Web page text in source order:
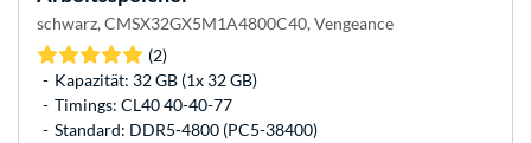
schwarz, CMSX32GX5M1A4800C40, Vengeance
(2)
Kapazität: 32 GB (1x 32 GB)
Timings: CL40 40-40-77
Standard: DDR5-4800 (PC5-38400)